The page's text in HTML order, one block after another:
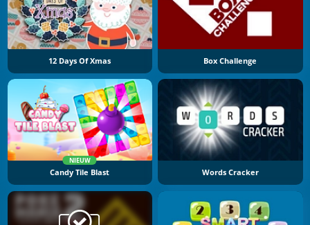
12 Days Of Xmas Box Challenge
NIEUW
Candy Tile Blast Words Cracker